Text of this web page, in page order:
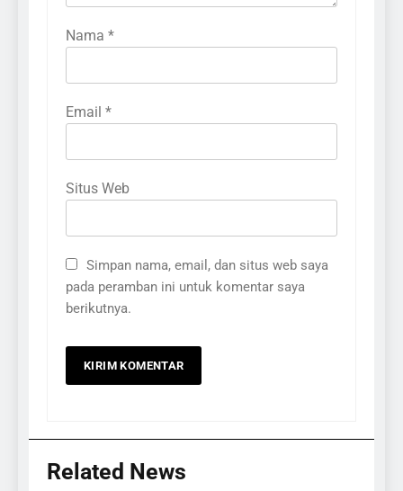
Nama *
Email *
Situs Web
Simpan nama, email, dan situs web saya
pada peramban ini untuk komentar saya
berikutnya.
Related News